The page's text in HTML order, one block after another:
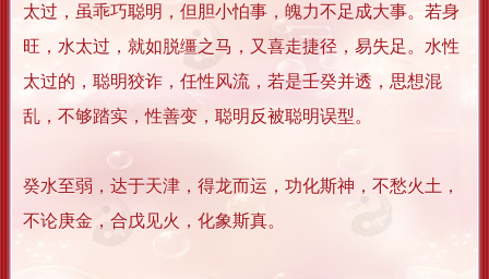
太过，虽乖巧聪明，但胆小怕事，魄力不足成大事。若身
旺，水太过，就如脱缰之马，又喜走捷径，易失足。水性
太过的，聪明狡诈，任性风流，若是壬癸并透，思想混
乱，不够踏实，性善变，聪明反被聪明误型。
癸水至弱，达于天津，得龙而运，功化斯神，不愁火土，
不论庚金，合戊见火，化象斯真。